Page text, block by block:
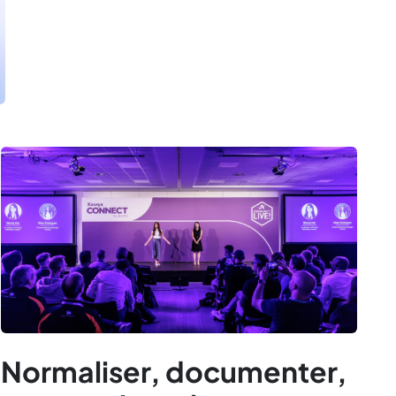
Normaliser, documenter,